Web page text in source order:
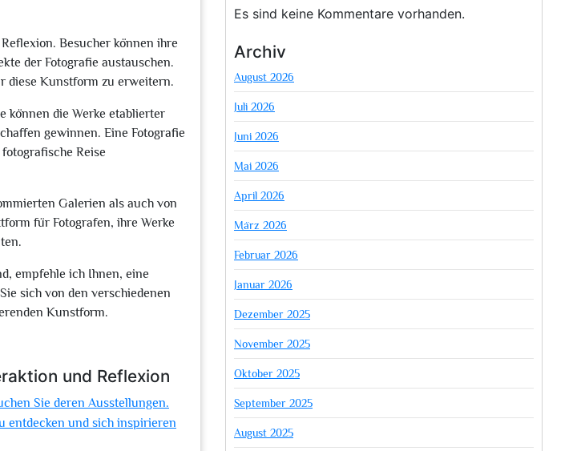
Besucher können ihre
der Fotografie austauschen.
diese Kunstform zu erweitern.
können die Werke etablierter
gewinnen. Eine Fotografie
Reise
Galerien als auch von
für Fotografen, ihre Werke
empfehle ich Ihnen, eine
sich von den verschiedenen
Kunstform.
und Reflexion
Sie deren Ausstellungen.
entdecken und sich inspirieren
Es sind keine Kommentare vorhanden.
Archiv
August 2026
Juli 2026
Juni 2026
Mai 2026
April 2026
März 2026
Februar 2026
Januar 2026
Dezember 2025
November 2025
Oktober 2025
September 2025
August 2025